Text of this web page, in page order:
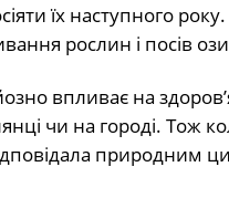
їх наступного
рослин і посів
впливає на
чи на городі. Тож
природним